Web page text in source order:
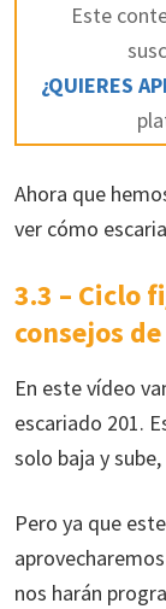
Este
¿QUIERES
Ahora que
ver cómo
3.3 – Ciclo
consejos
En este vídeo
escariado 201.
solo baja y
Pero ya que
nos harán